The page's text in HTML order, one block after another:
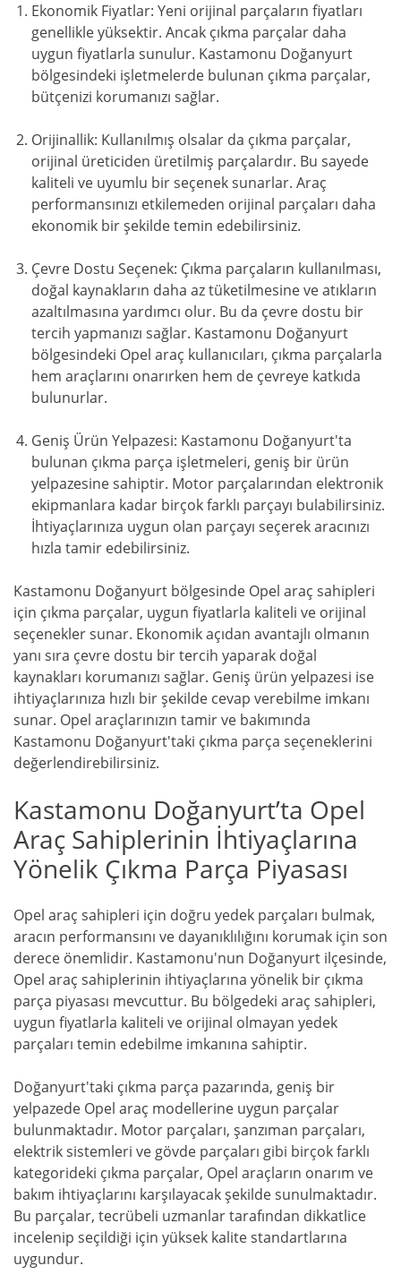
Ekonomik Fiyatlar: Yeni orijinal parçaların fiyatları
genellikle yüksektir. Ancak çıkma parçalar daha
uygun fiyatlarla sunulur. Kastamonu Doğanyurt
bölgesindeki işletmelerde bulunan çıkma parçalar,
bütçenizi korumanızı sağlar.
Orijinallik: Kullanılmış olsalar da çıkma parçalar,
orijinal üreticiden üretilmiş parçalardır. Bu sayede
kaliteli ve uyumlu bir seçenek sunarlar. Araç
performansınızı etkilemeden orijinal parçaları daha
ekonomik bir şekilde temin edebilirsiniz.
Çevre Dostu Seçenek: Çıkma parçaların kullanılması,
doğal kaynakların daha az tüketilmesine ve atıkların
azaltılmasına yardımcı olur. Bu da çevre dostu bir
tercih yapmanızı sağlar. Kastamonu Doğanyurt
bölgesindeki Opel araç kullanıcıları, çıkma parçalarla
hem araçlarını onarırken hem de çevreye katkıda
bulunurlar.
Geniş Ürün Yelpazesi: Kastamonu Doğanyurt'ta
bulunan çıkma parça işletmeleri, geniş bir ürün
yelpazesine sahiptir. Motor parçalarından elektronik
ekipmanlara kadar birçok farklı parçayı bulabilirsiniz.
İhtiyaçlarınıza uygun olan parçayı seçerek aracınızı
hızla tamir edebilirsiniz.
Kastamonu Doğanyurt bölgesinde Opel araç sahipleri
için çıkma parçalar, uygun fiyatlarla kaliteli ve orijinal
seçenekler sunar. Ekonomik açıdan avantajlı olmanın
yanı sıra çevre dostu bir tercih yaparak doğal
kaynakları korumanızı sağlar. Geniş ürün yelpazesi ise
ihtiyaçlarınıza hızlı bir şekilde cevap verebilme imkanı
sunar. Opel araçlarınızın tamir ve bakımında
Kastamonu Doğanyurt'taki çıkma parça seçeneklerini
değerlendirebilirsiniz.
Kastamonu Doğanyurt’ta Opel
Araç Sahiplerinin İhtiyaçlarına
Yönelik Çıkma Parça Piyasası
Opel araç sahipleri için doğru yedek parçaları bulmak,
aracın performansını ve dayanıklılığını korumak için son
derece önemlidir. Kastamonu'nun Doğanyurt ilçesinde,
Opel araç sahiplerinin ihtiyaçlarına yönelik bir çıkma
parça piyasası mevcuttur. Bu bölgedeki araç sahipleri,
uygun fiyatlarla kaliteli ve orijinal olmayan yedek
parçaları temin edebilme imkanına sahiptir.
Doğanyurt'taki çıkma parça pazarında, geniş bir
yelpazede Opel araç modellerine uygun parçalar
bulunmaktadır. Motor parçaları, şanzıman parçaları,
elektrik sistemleri ve gövde parçaları gibi birçok farklı
kategorideki çıkma parçalar, Opel araçların onarım ve
bakım ihtiyaçlarını karşılayacak şekilde sunulmaktadır.
Bu parçalar, tecrübeli uzmanlar tarafından dikkatlice
incelenip seçildiği için yüksek kalite standartlarına
uygundur.